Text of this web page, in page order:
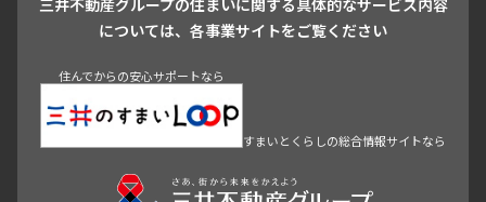
駒沢・用賀・二子玉川
成城・砧
池袋・板橋・王子
戸越・大井・蒲田
青山 渋谷 東京・大手町 新宿
神田・御茶ノ水・秋葉原
初台・幡ヶ谷・笹塚
三井不動産グループの住まいに関する具体的なサービス内容
については、各事業サイトをご覧ください
住んでからの安心サポートなら すまいとくらしの総合情報サイトなら